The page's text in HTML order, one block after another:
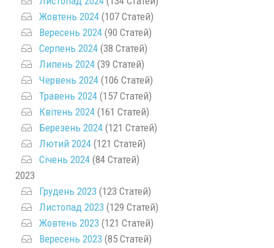
Жовтень 2024 (107 Статей)
Вересень 2024 (90 Статей)
Серпень 2024 (38 Статей)
Липень 2024 (39 Статей)
Червень 2024 (106 Статей)
Травень 2024 (157 Статей)
Квітень 2024 (161 Статей)
Березень 2024 (121 Статей)
Лютий 2024 (121 Статей)
Січень 2024 (84 Статей)
2023
Грудень 2023 (123 Статей)
Листопад 2023 (129 Статей)
Жовтень 2023 (121 Статей)
Вересень 2023 (85 Статей)